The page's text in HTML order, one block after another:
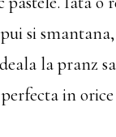
si
la pranz
in